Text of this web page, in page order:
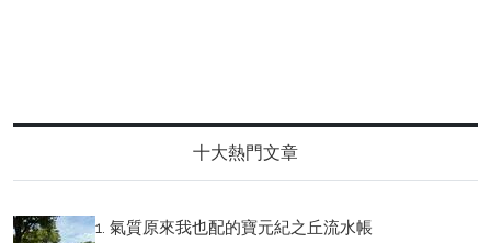
十大熱門文章
1. 氣質原來我也配的寶元紀之丘流水帳